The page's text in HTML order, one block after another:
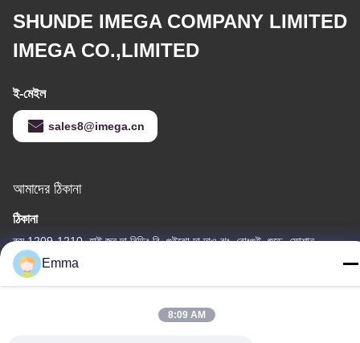
SHUNDE IMEGA COMPANY LIMITED
IMEGA CO.,LIMITED
ই-মেইল
sales8@imega.cn
আমাদের ঠিকানা
ঠিকানা
রুম 1209-1210, হাই জুন দা বিল্ডিং বি, গুইঝো দা দাও ঝং, রোংগুই, শুন্ডে, ফোশান,
গুয়াংডং, চীন
টেল
Emma
8:09 AM